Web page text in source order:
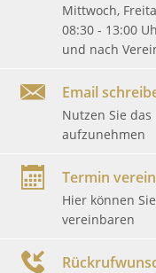
Mittwoch,
08:30 - 13:00
und nach
Email
Nutzen Sie
aufzunehmen
Termin
Hier können
vereinbaren